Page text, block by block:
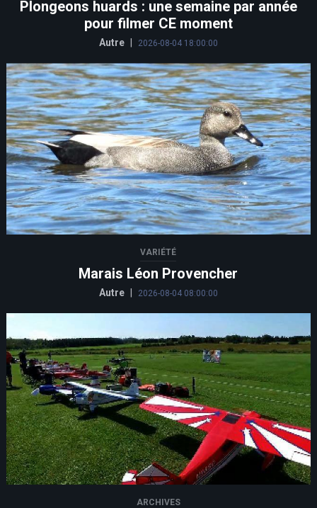
Plongeons huards : une semaine par année
pour filmer CE moment
Autre 2026-08-04 18:00:00
VARIÉTÉ
Marais Léon Provencher
Autre 2026-08-04 08:00:00
ARCHIVES